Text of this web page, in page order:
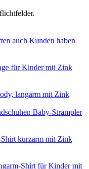
auch Kunden haben
für Kinder mit Zink
langarm mit Zink
Baby-Strampler
kurzarm mit Zink
Shirt für Kinder mit